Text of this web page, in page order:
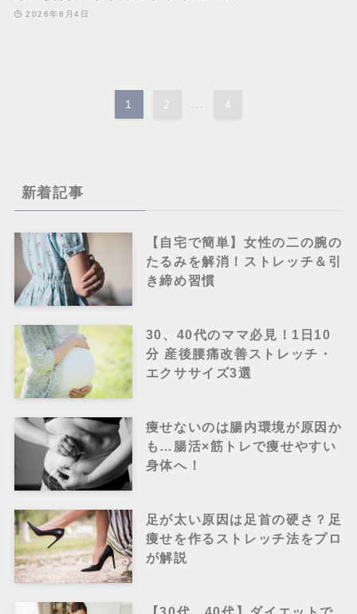
2026年6月4日
1 2 ... 4
新着記事
【自宅で簡単】女性の二の腕の
たるみを解消！ストレッチ＆引
き締め習慣
30、40代のママ必見！1日10
分 産後腰痛改善ストレッチ・
エクササイズ3選
痩せないのは腸内環境が原因か
も…腸活×筋トレで痩せやすい
身体へ！
足が太い原因は足首の硬さ？足
痩せを作るストレッチ法をプロ
が解説